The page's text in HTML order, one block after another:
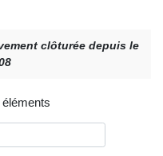
clôturée depuis le
éléments